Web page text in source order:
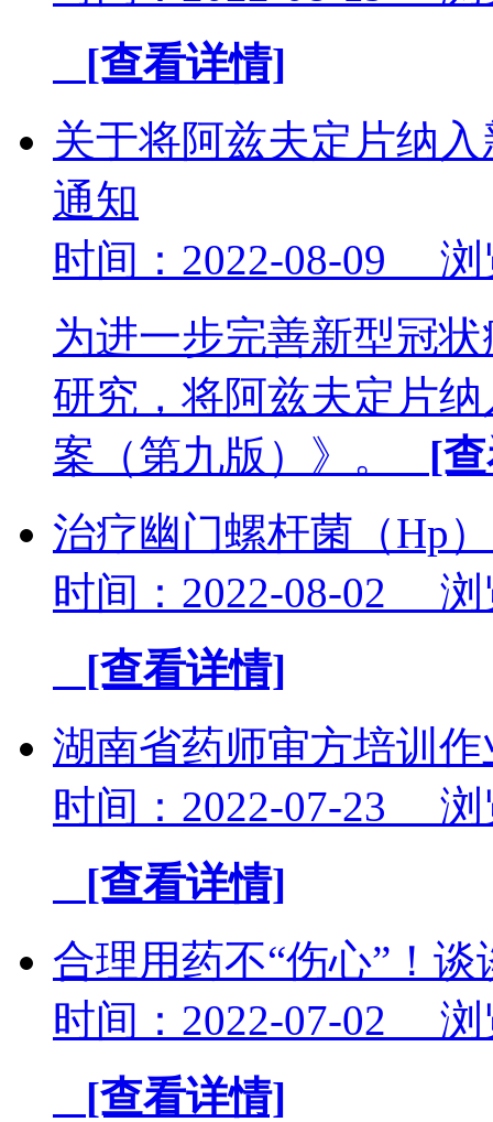
[查看详情]
关于将阿兹夫定片纳
通知
时间：2022-08-09 浏
为进一步完善新型冠
研究，将阿兹夫定片
案（第九版）》。 [
治疗幽门螺杆菌（Hp
时间：2022-08-02 浏
[查看详情]
湖南省药师审方培训
时间：2022-07-23 浏
[查看详情]
合理用药不“伤心”！
时间：2022-07-02 浏
[查看详情]